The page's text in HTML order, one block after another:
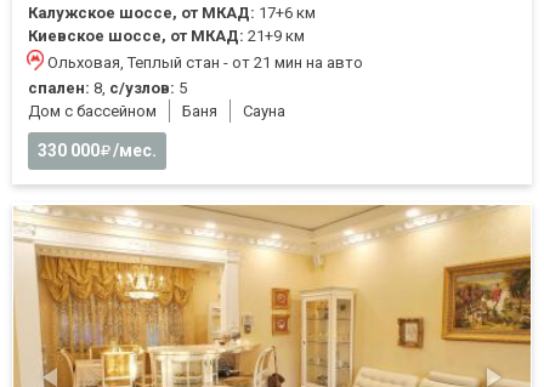
Калужское шоссе, от МКАД: 17+6 км
Киевское шоссе, от МКАД: 21+9 км
Ольховая, Теплый стан - от 21 мин на авто
спален: 8, с/узлов: 5
Дом с бассейном
Баня Cауна
330 000 /мес.